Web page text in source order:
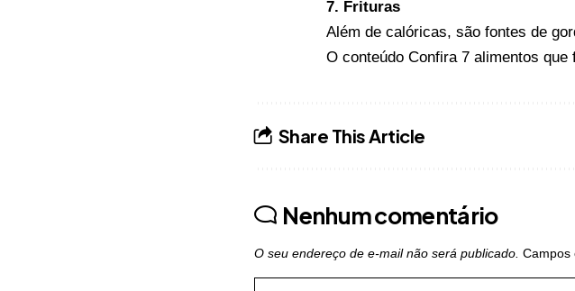
7. Frituras
Além de calóricas, são fontes de
O conteúdo Confira 7 alimentos que
Share This Article
Nenhum comentário
O seu endereço de e-mail não será publicado. Campos